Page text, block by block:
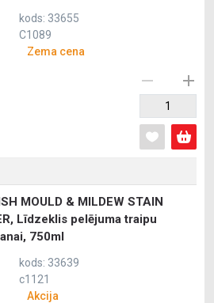
kods: 33655
C1089
Zema cena
MOULD & MILDEW STAIN
Līdzeklis pelējuma traipu
750ml
kods: 33639
c1121
Akcija